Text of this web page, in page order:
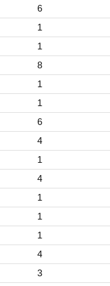
6
1
1
8
1
1
6
4
1
4
1
1
1
4
3